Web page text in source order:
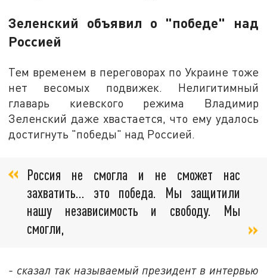
Зеленский объявил о "победе" над
Россией
Тем временем в переговорах по Украине тоже
нет весомых подвижек. Нелигитимный
главарь киевского режима Владимир
Зеленский даже хвастается, что ему удалось
достигнуть "победы" над Россией.
Россия не смогла и не сможет нас
захватить… это победа. Мы защитили
нашу независимость и свободу. Мы
смогли,
- сказал так называемый президент в интервью